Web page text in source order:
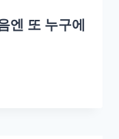
엔 또 누구에